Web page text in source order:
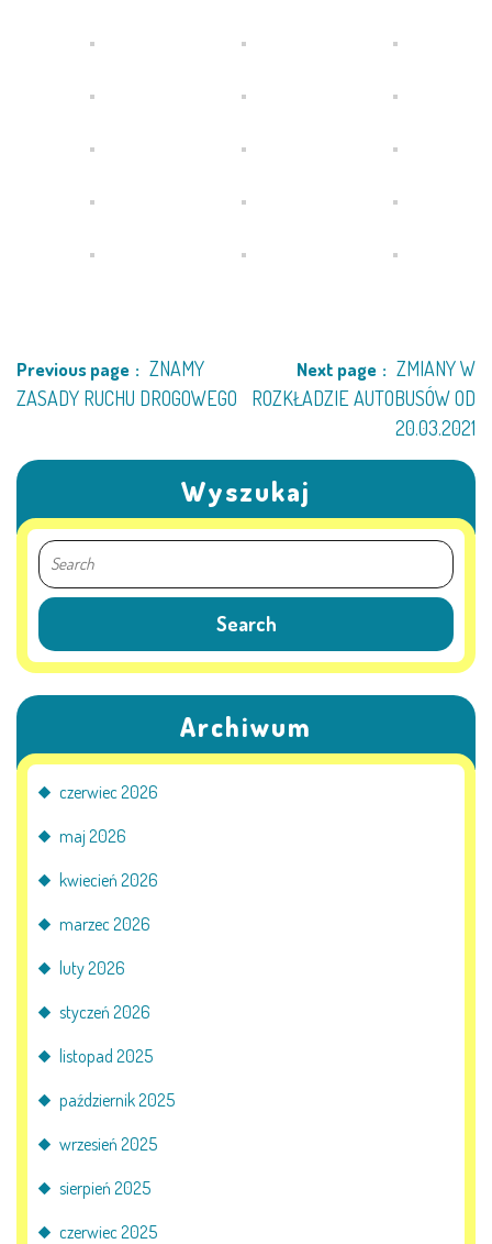
Previous page
ZNAMY
ZASADY RUCHU DROGOWEGO
Next page
ZMIANY W
ROZKŁADZIE AUTOBUSÓW OD
20.03.2021
Wyszukaj
Archiwum
czerwiec 2026
maj 2026
kwiecień 2026
marzec 2026
luty 2026
styczeń 2026
listopad 2025
październik 2025
wrzesień 2025
sierpień 2025
czerwiec 2025